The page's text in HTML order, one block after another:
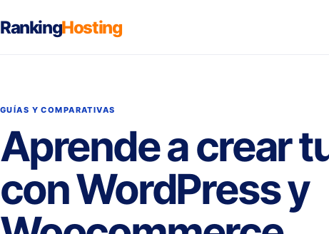
RankingHosting
GUÍAS Y COMPARATIVAS
Aprende a crear
con WordPress y